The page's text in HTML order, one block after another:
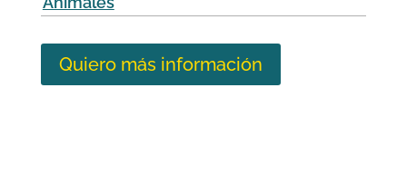
Quiero más información